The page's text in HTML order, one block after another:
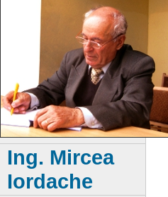
Ing. Mircea
Iordache